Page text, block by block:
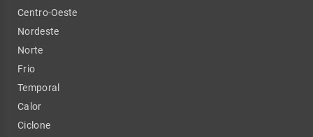
Centro-Oeste
Nordeste
Norte
Frio
Temporal
Calor
Ciclone